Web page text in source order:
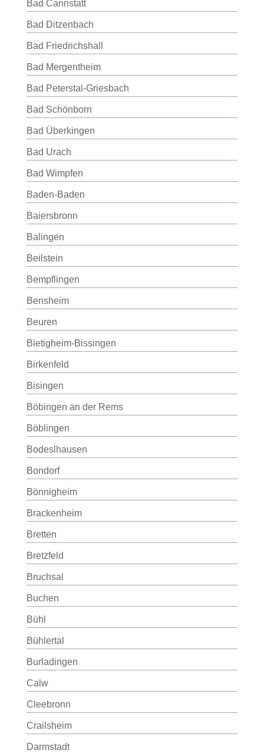
Bad Cannstatt
Bad Ditzenbach
Bad Friedrichshall
Bad Mergentheim
Bad Peterstal-Griesbach
Bad Schönborn
Bad Überkingen
Bad Urach
Bad Wimpfen
Baden-Baden
Baiersbronn
Balingen
Beilstein
Bempflingen
Bensheim
Beuren
Bietigheim-Bissingen
Birkenfeld
Bisingen
Böbingen an der Rems
Böblingen
Bodeslhausen
Bondorf
Bönnigheim
Brackenheim
Bretten
Bretzfeld
Bruchsal
Buchen
Bühl
Bühlertal
Burladingen
Calw
Cleebronn
Crailsheim
Darmstadt